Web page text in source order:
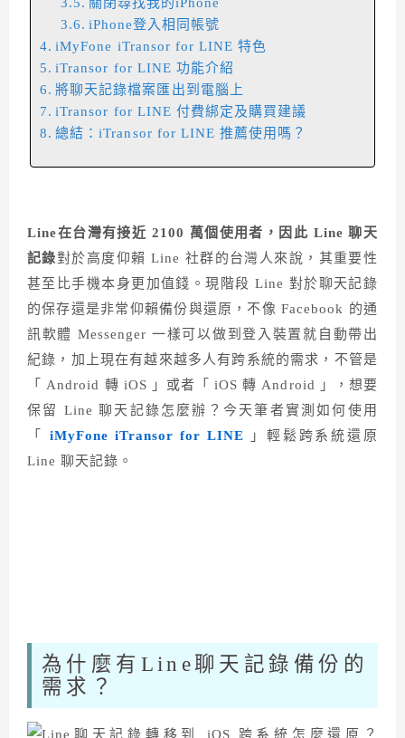
iPhone登入相同帳號
iMyFone iTransor for LINE 特色
iTransor for LINE 功能介紹
將聊天記錄檔案匯出到電腦上
iTransor for LINE 付費綁定及購買建議
總結：iTransor for LINE 推薦使用嗎？
Line在台灣有接近 2100 萬個使用者，因此 Line 聊天
記錄對於高度仰賴 Line 社群的台灣人來說，其重要性
甚至比手機本身更加值錢。現階段 Line 對於聊天記錄
的保存還是非常仰賴備份與還原，不像 Facebook 的通
訊軟體 Messenger 一樣可以做到登入裝置就自動帶出
紀錄，加上現在有越來越多人有跨系統的需求，不管是
「 Android 轉 iOS 」或者「 iOS 轉 Android 」，想要
保留 Line 聊天記錄怎麼辦？今天筆者實測如何使用
「 iMyFone iTransor for LINE 」輕鬆跨系統還原
Line 聊天記錄。
為什麼有Line聊天記錄備份的
需求？